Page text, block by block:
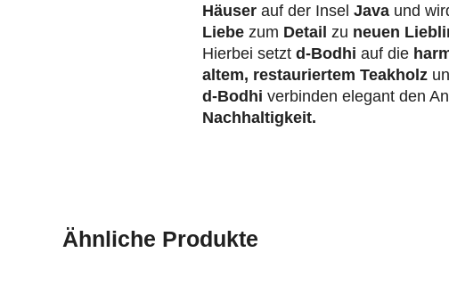
Häuser auf der Insel Java und
Liebe zum Detail zu neuen
Hierbei setzt d-Bodhi auf die
altem, restauriertem Teakholz
d-Bodhi verbinden elegant den
Nachhaltigkeit.
Ähnliche Produkte